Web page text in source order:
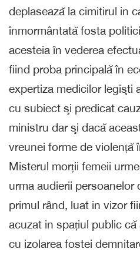
deplasează la cimitirul in
înmormântată fosta
acesteia în vederea
fiind proba principală în
expertiza medicilor legişti
cu subiect şi predicat
ministru dar şi dacă
vreunei forme de violență
Misterul morții femeii
urma audierii persoanelor
primul rând, luat in vizor
acuzat in spațiul public
cu izolarea fostei